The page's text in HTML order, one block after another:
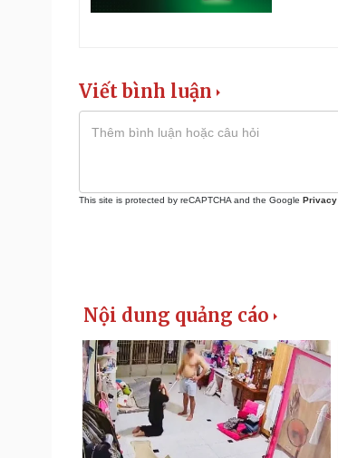
Viết bình luận
This site is protected by reCAPTCHA and the Google